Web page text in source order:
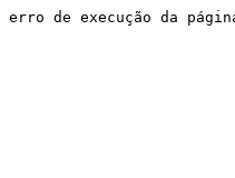
erro de execução da